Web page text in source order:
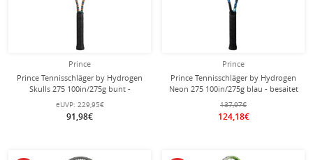
Prince
Prince Tennisschläger by Hydrogen
Skulls 275 100in/275g bunt -
besaitet -
eUVP: 229,95€
91,98€
Prince
Prince Tennisschläger by Hydrogen
Neon 275 100in/275g blau - besaitet
-
137,97€
124,18€